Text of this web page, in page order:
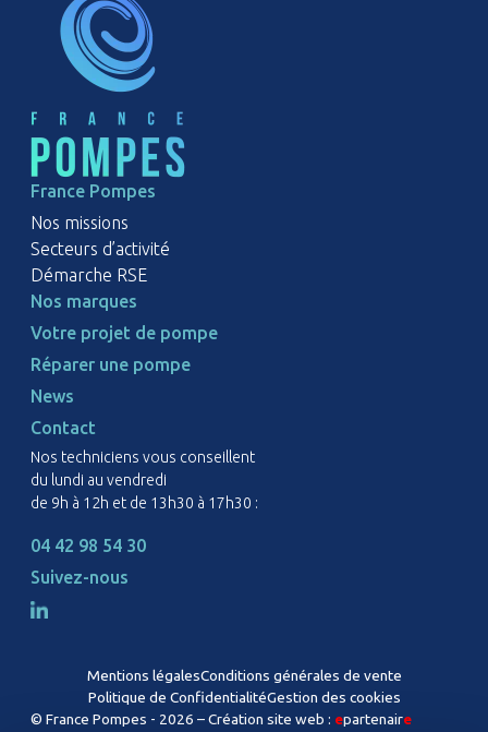
France Pompes
Nos missions
Secteurs d’activité
Démarche RSE
Nos marques
Votre projet de pompe
Réparer une pompe
News
Contact
Nos techniciens vous conseillent
du lundi au vendredi
de 9h à 12h et de 13h30 à 17h30 :
04 42 98 54 30
Suivez-nous
Mentions légalesConditions générales de vente
Politique de ConfidentialitéGestion des cookies
© France Pompes - 2026 –Création site web : epartenaire